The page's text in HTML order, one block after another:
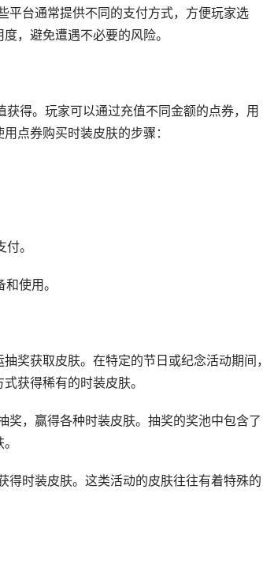
平台通常提供不同的支付方式，方便玩家选
，避免遭遇不必要的风险。
得。玩家可以通过充值不同金额的点券，用
点券购买时装皮肤的步骤：
。
使用。
奖获取皮肤。在特定的节日或纪念活动期间，
获得稀有的时装皮肤。
，赢得各种时装皮肤。抽奖的奖池中包含了
时装皮肤。这类活动的皮肤往往有着特殊的